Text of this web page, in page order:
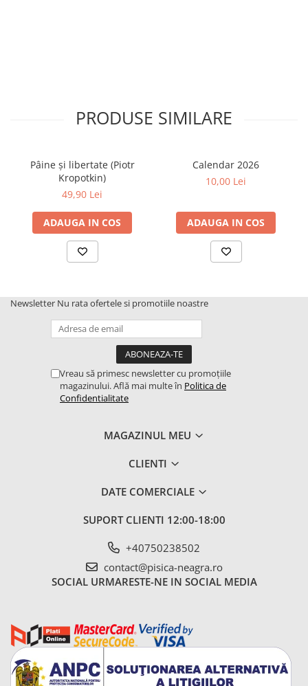
PRODUSE SIMILARE
Pâine și libertate (Piotr
Kropotkin)
49,90 Lei
ADAUGA IN COS
Calendar 2026
10,00 Lei
ADAUGA IN COS
Newsletter Nu rata ofertele si promotiile noastre
Vreau să primesc newsletter cu promoțiile
magazinului. Află mai multe în Politica de
Confidentialitate
MAGAZINUL MEU
CLIENTI
DATE COMERCIALE
SUPORT CLIENTI 12:00-18:00
+40750238502
contact@pisica-neagra.ro
SOCIAL URMARESTE-NE IN SOCIAL MEDIA